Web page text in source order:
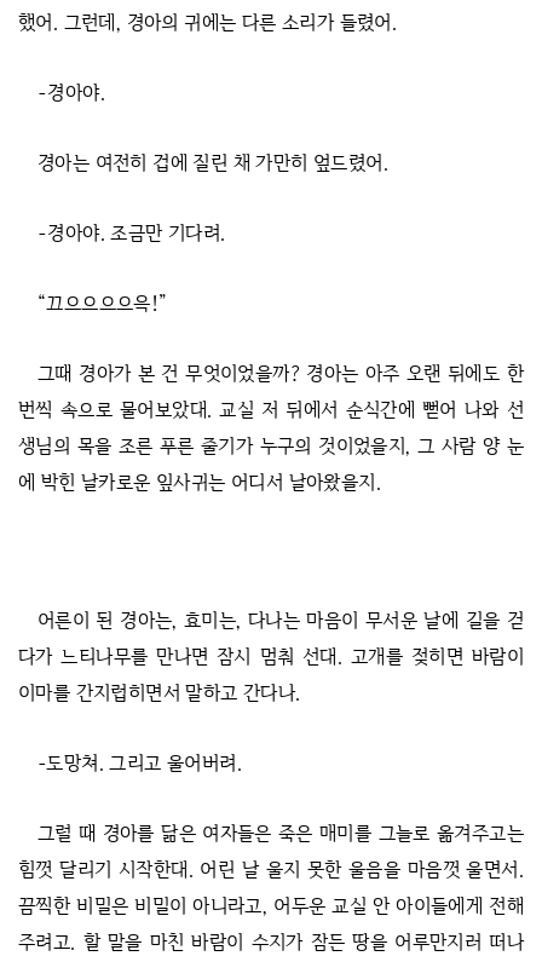
했어. 그런데, 경아의 귀에는 다른 소리가 들렸어.
-경아야.
경아는 여전히 겁에 질린 채 가만히 엎드렸어.
-경아야. 조금만 기다려.
“끄으으으으윽!”
그때 경아가 본 건 무엇이었을까? 경아는 아주 오랜 뒤에도 한
번씩 속으로 물어보았대. 교실 저 뒤에서 순식간에 뻗어 나와 선
생님의 목을 조른 푸른 줄기가 누구의 것이었을지, 그 사람 양 눈
에 박힌 날카로운 잎사귀는 어디서 날아왔을지.
어른이 된 경아는, 효미는, 다나는 마음이 무서운 날에 길을 걷
다가 느티나무를 만나면 잠시 멈춰 선대. 고개를 젖히면 바람이
이마를 간지럽히면서 말하고 간다나.
-도망쳐. 그리고 울어버려.
그럴 때 경아를 닮은 여자들은 죽은 매미를 그늘로 옮겨주고는
힘껏 달리기 시작한대. 어린 날 울지 못한 울음을 마음껏 울면서.
끔찍한 비밀은 비밀이 아니라고, 어두운 교실 안 아이들에게 전해
주려고. 할 말을 마친 바람이 수지가 잠든 땅을 어루만지러 떠나